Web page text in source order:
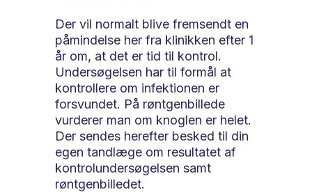
Der vil normalt blive fremsendt en
påmindelse her fra klinikken efter 1
år om, at det er tid til kontrol.
Undersøgelsen har til formål at
kontrollere om infektionen er
forsvundet. På røntgenbillede
vurderer man om knoglen er helet.
Der sendes herefter besked til din
egen tandlæge om resultatet af
kontrolundersøgelsen samt
røntgenbilledet.​